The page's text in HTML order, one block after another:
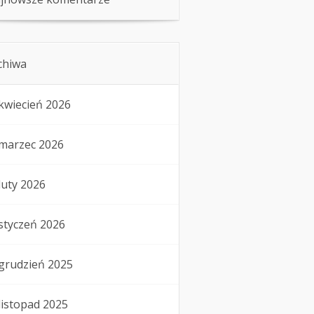
2026
2026
2026
2026
2025
2025